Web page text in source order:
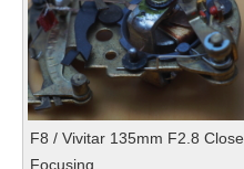
F8 / Vivitar 135mm F2.8 Close
Focusing